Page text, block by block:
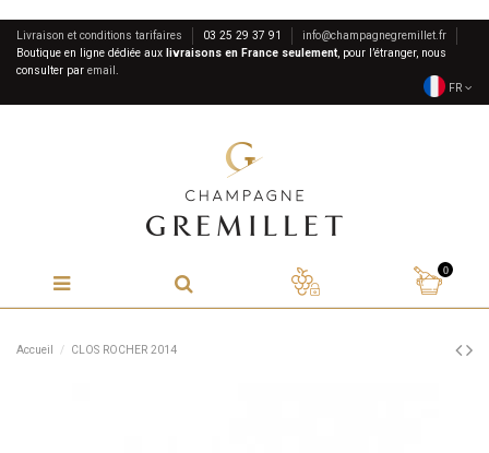
Livraison et conditions tarifaires 03 25 29 37 91
info@champagnegremillet.fr
Boutique en ligne dédiée aux livraisons en France seulement, pour l’étranger, nous
consulter par email.
FR
0
Accueil CLOS ROCHER 2014